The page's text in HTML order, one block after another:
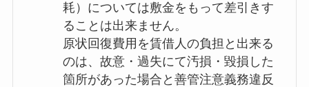
耗）については敷金をもって差引きす
ることは出来ません。
原状回復費用を賃借人の負担と出来る
のは、故意・過失にて汚損・毀損した
箇所があった場合と善管注意義務違反